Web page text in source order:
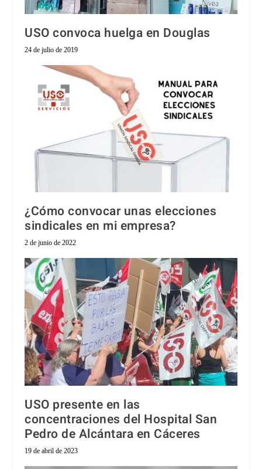
USO convoca huelga en Douglas
24 de julio de 2019
¿Cómo convocar unas elecciones
sindicales en mi empresa?
2 de junio de 2022
USO presente en las
concentraciones del Hospital San
Pedro de Alcántara en Cáceres
19 de abril de 2023